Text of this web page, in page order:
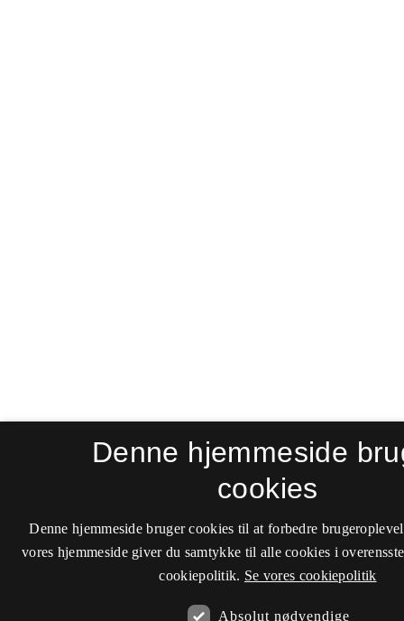
Denne hjemmeside
cookies
Denne hjemmeside bruger cookies til at forbedre
vores hjemmeside giver du samtykke til alle cookies i
cookiepolitik. Se vores cookiepolitik
Absolut nødvendige